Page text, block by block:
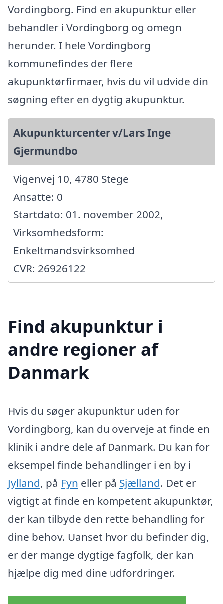
Vordingborg. Find en akupunktur eller
behandler i Vordingborg og omegn
herunder. I hele Vordingborg
kommunefindes der flere
akupunktørfirmaer, hvis du vil udvide din
søgning efter en dygtig akupunktur.
Akupunkturcenter v/Lars Inge
Gjermundbo
Vigenvej 10, 4780 Stege
Ansatte: 0
Startdato: 01. november 2002,
Virksomhedsform:
Enkeltmandsvirksomhed
CVR: 26926122
Find akupunktur i
andre regioner af
Danmark
Hvis du søger akupunktur uden for
Vordingborg, kan du overveje at finde en
klinik i andre dele af Danmark. Du kan for
eksempel finde behandlinger i en by i
Jylland, på Fyn eller på Sjælland. Det er
vigtigt at finde en kompetent akupunktør,
der kan tilbyde den rette behandling for
dine behov. Uanset hvor du befinder dig,
er der mange dygtige fagfolk, der kan
hjælpe dig med dine udfordringer.